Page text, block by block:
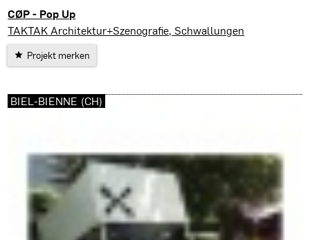
CØP - Pop Up
End der Welt (CH)
TAKTAK Architektur+Szenografie, Schwallungen
Projekt merken
BIEL-BIENNE (CH)